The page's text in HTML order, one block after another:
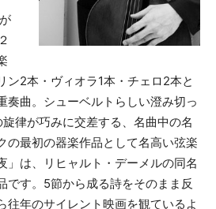
ン2本・ヴィオラ1本・チェロ2本と
奏曲。シューベルトらしい澄み切っ
律が巧みに交差する、名曲中の名
の最初の器楽作品として名高い弦楽
」は、リヒャルト・デーメルの同名
です。5節から成る詩をそのまま反
往年のサイレント映画を観ているよ